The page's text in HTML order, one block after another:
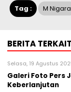
Tag : M Nigara
BERITA TERKAIT
Selasa, 19 Agustus 2025
Galeri Foto Pers
Keberlanjutan